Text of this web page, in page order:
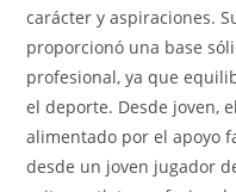
carácter y aspiraciones.
proporcionó una base
profesional, ya que
el deporte. Desde joven,
alimentado por el apoyo
desde un joven jugador